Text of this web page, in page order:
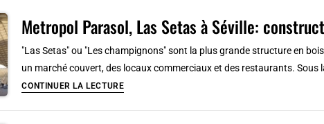
raisons
Sevilla
Metropol Parasol, Las Setas à Séville:
"Las Setas" ou "Les champignons" sont la plus grande structure en
un marché couvert, des locaux commerciaux et des restaurants. Sous
CONTINUER LA LECTUREMetropol